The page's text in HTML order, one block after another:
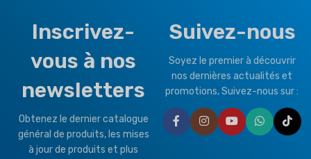
TYPE DE CLIMAT
T1 État normal T3 Tropical
MARQUE Climapro
OPTIONAL FUNCTION
Motorized Valves &
Thermostat Controller
Inscrivez-
vous à nos
newsletters
Obtenez le dernier catalogue
général de produits, les mises
à jour de produits et plus
Suivez-nous
Soyez le premier à découvrir
nos dernières actualités et
promotions, Suivez-nous sur :